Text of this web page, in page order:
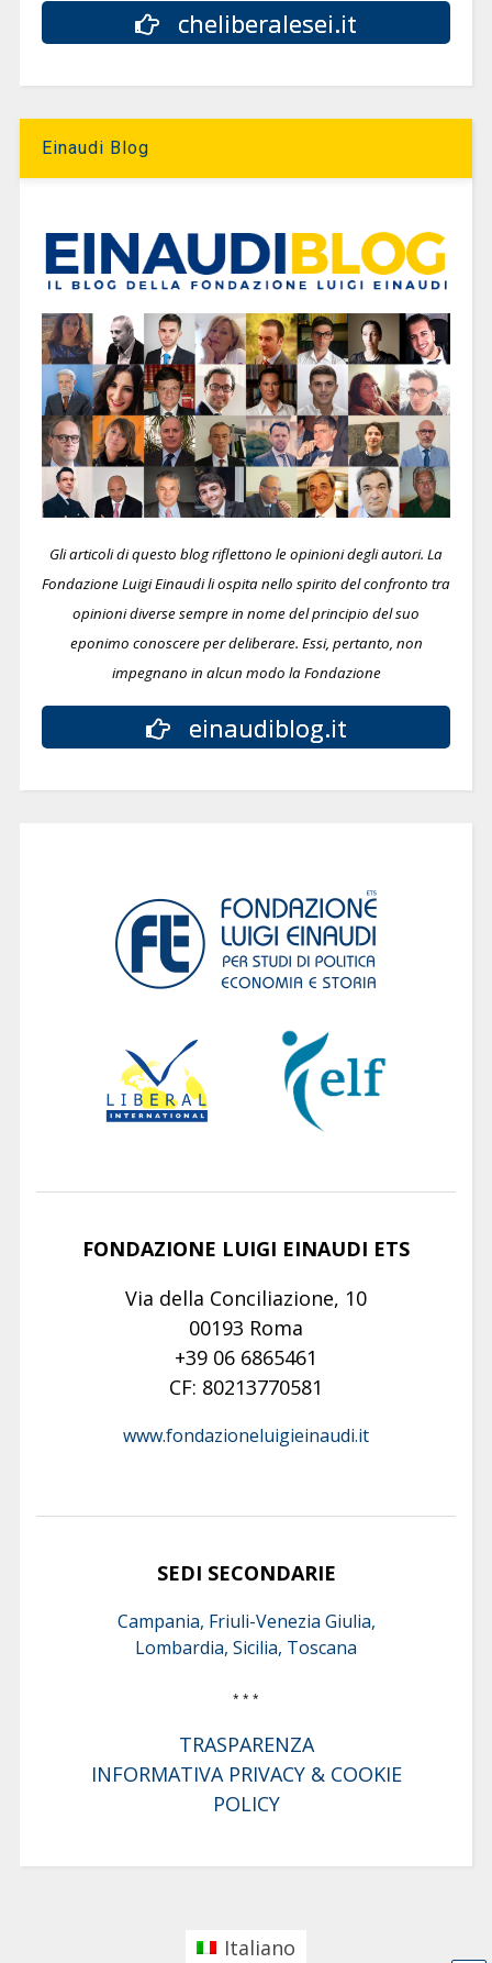
cheliberalesei.it
Einaudi Blog
Gli articoli di questo blog riflettono le opinioni degli autori. La
Fondazione Luigi Einaudi li ospita nello spirito del confronto tra
opinioni diverse sempre in nome del principio del suo
eponimo conoscere per deliberare. Essi, pertanto, non
impegnano in alcun modo la Fondazione
einaudiblog.it
FONDAZIONE LUIGI EINAUDI ETS
Via della Conciliazione, 10
00193 Roma
+39 06 6865461
CF: 80213770581
www.fondazioneluigieinaudi.it
SEDI SECONDARIE
Campania, Friuli-Venezia Giulia,
Lombardia, Sicilia, Toscana
* * *
TRASPARENZA
INFORMATIVA PRIVACY & COOKIE
POLICY
Italiano